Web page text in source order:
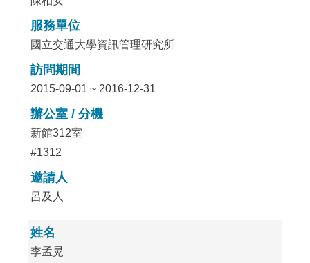
服務單位
國立交通大學資訊管理研究所
訪問期間
2015-09-01 ~ 2016-12-31
辦公室 / 分機
新館312室
#1312
邀請人
呂及人
姓名
李孟晃